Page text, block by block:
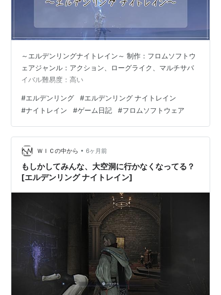
～エルデンリングナイトレイン～ 制作：フロムソフトウ
ェアジャンル：アクション、ローグライク、マルチサバ
イバル難易度：高い
#エルデンリング #エルデンリング ナイトレイン
#ナイトレイン #ゲーム日記 #フロムソフトウェア
ＷＩＣの中から • 6ヶ月前
もしかしてみんな、大空洞に行かなくなってる？
[エルデンリング ナイトレイン]